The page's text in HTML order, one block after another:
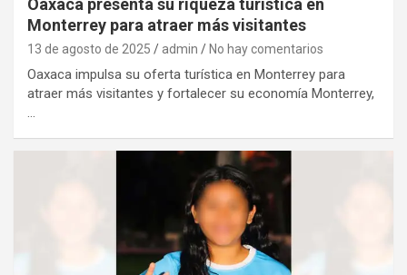
Oaxaca presenta su riqueza turística en
Monterrey para atraer más visitantes
13 de agosto de 2025 admin No hay comentarios
Oaxaca impulsa su oferta turística en Monterrey para
atraer más visitantes y fortalecer su economía Monterrey,
…